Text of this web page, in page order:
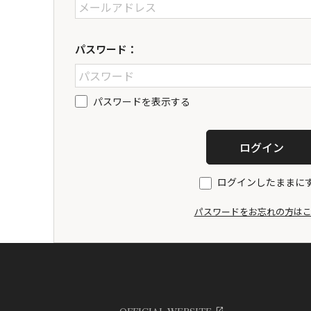
パスワード：
パスワードを表示する
ログインしたままに
パスワードをお忘れの方は